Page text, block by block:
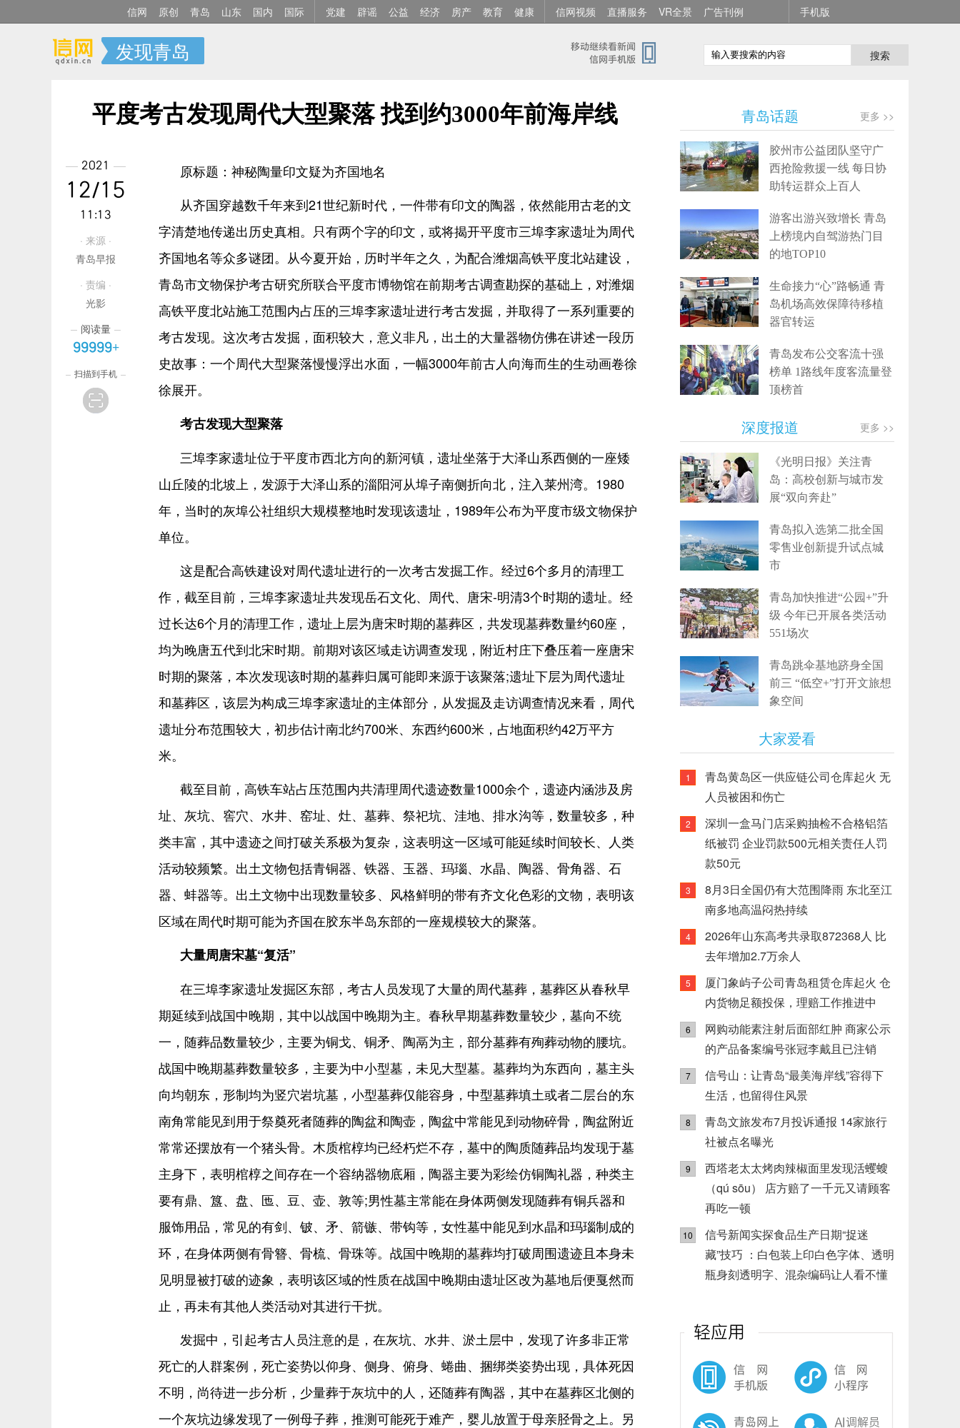
信网 原创 青岛 山东 国内 国际 党建 辟谣 公益 经济 房产 教育 健康 信网视频 直播服务 VR全景 广告刊例 手机版
发现青岛 搜索
平度考古发现周代大型聚落 找到约3000年前海岸线
原标题：神秘陶量印文疑为齐国地名
从齐国穿越数千年来到21世纪新时代，一件带有印文的陶器，依然能用古老的文
字清楚地传递出历史真相。只有两个字的印文，或将揭开平度市三埠李家遗址为周代
齐国地名等众多谜团。从今夏开始，历时半年之久，为配合潍烟高铁平度北站建设，
青岛市文物保护考古研究所联合平度市博物馆在前期考古调查勘探的基础上，对潍烟
高铁平度北站施工范围内占压的三埠李家遗址进行考古发掘，并取得了一系列重要的
考古发现。这次考古发掘，面积较大，意义非凡，出土的大量器物仿佛在讲述一段历
史故事：一个周代大型聚落慢慢浮出水面，一幅3000年前古人向海而生的生动画卷徐
徐展开。
考古发现大型聚落
三埠李家遗址位于平度市西北方向的新河镇，遗址坐落于大泽山系西侧的一座矮
山丘陵的北坡上，发源于大泽山系的淄阳河从埠子南侧折向北，注入莱州湾。1980
年，当时的灰埠公社组织大规模整地时发现该遗址，1989年公布为平度市级文物保护
单位。
这是配合高铁建设对周代遗址进行的一次考古发掘工作。经过6个多月的清理工
作，截至目前，三埠李家遗址共发现岳石文化、周代、唐宋-明清3个时期的遗址。经
过长达6个月的清理工作，遗址上层为唐宋时期的墓葬区，共发现墓葬数量约60座，
均为晚唐五代到北宋时期。前期对该区域走访调查发现，附近村庄下叠压着一座唐宋
时期的聚落，本次发现该时期的墓葬归属可能即来源于该聚落;遗址下层为周代遗址
和墓葬区，该层为构成三埠李家遗址的主体部分，从发掘及走访调查情况来看，周代
遗址分布范围较大，初步估计南北约700米、东西约600米，占地面积约42万平方
米。
截至目前，高铁车站占压范围内共清理周代遗迹数量1000余个，遗迹内涵涉及房
址、灰坑、窖穴、水井、窑址、灶、墓葬、祭祀坑、洼地、排水沟等，数量较多，种
类丰富，其中遗迹之间打破关系极为复杂，这表明这一区域可能延续时间较长、人类
活动较频繁。出土文物包括青铜器、铁器、玉器、玛瑙、水晶、陶器、骨角器、石
器、蚌器等。出土文物中出现数量较多、风格鲜明的带有齐文化色彩的文物，表明该
区域在周代时期可能为齐国在胶东半岛东部的一座规模较大的聚落。
大量周唐宋墓“复活”
在三埠李家遗址发掘区东部，考古人员发现了大量的周代墓葬，墓葬区从春秋早
期延续到战国中晚期，其中以战国中晚期为主。春秋早期墓葬数量较少，墓向不统
一，随葬品数量较少，主要为铜戈、铜矛、陶鬲为主，部分墓葬有殉葬动物的腰坑。
战国中晚期墓葬数量较多，主要为中小型墓，未见大型墓。墓葬均为东西向，墓主头
向均朝东，形制均为竖穴岩坑墓，小型墓葬仅能容身，中型墓葬填土或者二层台的东
南角常能见到用于祭奠死者随葬的陶盆和陶壶，陶盆中常能见到动物碎骨，陶盆附近
常常还摆放有一个猪头骨。木质棺椁均已经朽烂不存，墓中的陶质随葬品均发现于墓
主身下，表明棺椁之间存在一个容纳器物底厢，陶器主要为彩绘仿铜陶礼器，种类主
要有鼎、簋、盘、匜、豆、壶、敦等;男性墓主常能在身体两侧发现随葬有铜兵器和
服饰用品，常见的有剑、铍、矛、箭镞、带钩等，女性墓中能见到水晶和玛瑙制成的
环，在身体两侧有骨簪、骨梳、骨珠等。战国中晚期的墓葬均打破周围遗迹且本身未
见明显被打破的迹象，表明该区域的性质在战国中晚期由遗址区改为墓地后便戛然而
止，再未有其他人类活动对其进行干扰。
发掘中，引起考古人员注意的是，在灰坑、水井、淤土层中，发现了许多非正常
死亡的人群案例，死亡姿势以仰身、侧身、俯身、蜷曲、捆绑类姿势出现，具体死因
不明，尚待进一步分析，少量葬于灰坑中的人，还随葬有陶器，其中在墓葬区北侧的
一个灰坑边缘发现了一例母子葬，推测可能死于难产，婴儿放置于母亲胫骨之上。另
2021
12/15
11:13
· 来源 ·
青岛早报
· 责编 ·
光影
阅读量
99999+
扫描到手机
青岛话题 更多 >>
胶州市公益团队坚守广
西抢险救援一线 每日协
助转运群众上百人
游客出游兴致增长 青岛
上榜境内自驾游热门目
的地TOP10
生命接力“心”路畅通 青
岛机场高效保障待移植
器官转运
青岛发布公交客流十强
榜单 1路线年度客流量登
顶榜首
深度报道 更多 >>
《光明日报》关注青
岛：高校创新与城市发
展“双向奔赴”
青岛拟入选第二批全国
零售业创新提升试点城
市
青岛加快推进“公园+”升
级 今年已开展各类活动
551场次
青岛跳伞基地跻身全国
前三 “低空+”打开文旅想
象空间
大家爱看
1
青岛黄岛区一供应链公司仓库起火 无
人员被困和伤亡
2
深圳一盒马门店采购抽检不合格铝箔
纸被罚 企业罚款500元相关责任人罚
款50元
3
8月3日全国仍有大范围降雨 东北至江
南多地高温闷热持续
4
2026年山东高考共录取872368人 比
去年增加2.7万余人
5
厦门象屿子公司青岛租赁仓库起火 仓
内货物足额投保，理赔工作推进中
6
网购动能素注射后面部红肿 商家公示
的产品备案编号张冠李戴且已注销
7
信号山：让青岛“最美海岸线”容得下
生活，也留得住风景
8
青岛文旅发布7月投诉通报 14家旅行
社被点名曝光
9
西塔老太太烤肉辣椒面里发现活蠼螋
（qú sōu） 店方赔了一千元又请顾客
再吃一顿
10
信号新闻实探食品生产日期“捉迷
藏”技巧 ：白包装上印白色字体、透明
瓶身刻透明字、混杂编码让人看不懂